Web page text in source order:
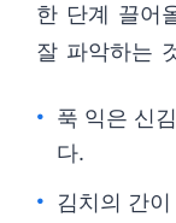
한 단계 끌어
잘 파악하는
푹 익은 신
다.
김치의 간